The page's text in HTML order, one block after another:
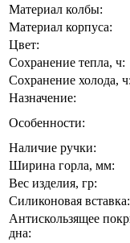
Материал колбы:
Материал корпуса:
Цвет:
Сохранение тепла, ч:
Сохранение холода, ч:
Назначение:
Особенности:
Наличие ручки:
Ширина горла, мм:
Вес изделия, гр:
Силиконовая вставка:
Антискользящее
дна: